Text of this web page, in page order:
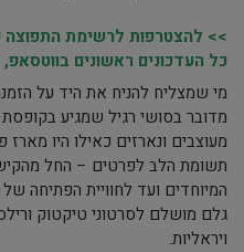
>> להצטרפות לרשימת
כל העדכונים ראשונים
מי שמצליח להניח את היד על
מדובר בסושי רגיל שמגיע
מעוצבים ונארזים כאילו היו מארז
תשומת הלב לפרטים – החל
המיוחדים ועד לחוויית הפתיחה
גלם מושלם לסרטוני טיקטוק
ויראליות.